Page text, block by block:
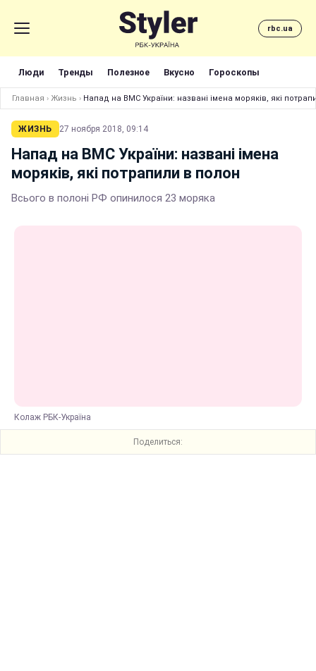
rbc.ua
Люди Тренды Полезное Вкусно Гороскопы
Главная › Жизнь › Напад на ВМС України: названі імена моряків, які
ЖИЗНЬ 27 ноября 2018, 09:14
Напад на ВМС України: названі імена
моряків, які потрапили в полон
Всього в полоні РФ опинилося 23 моряка
Колаж РБК-Україна
Поделиться: